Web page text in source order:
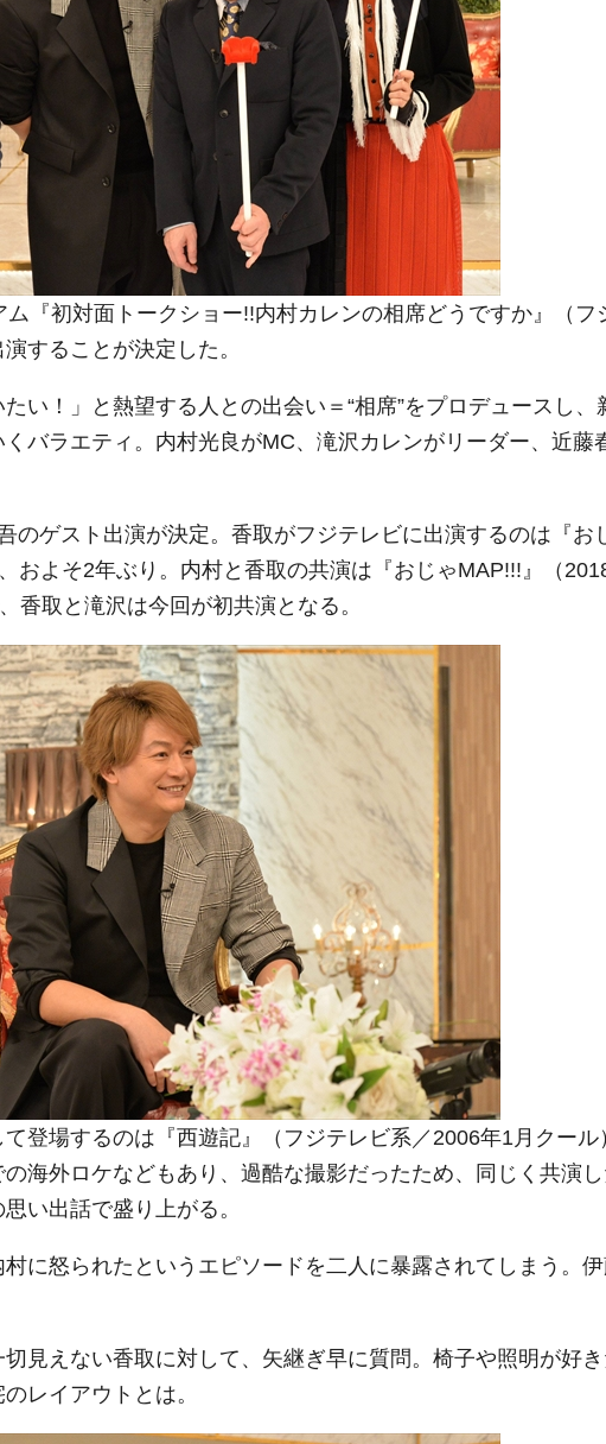
『初対面トークショー!!内村カレンの相席どうですか』（フ
することが決定した。
い！」と熱望する人との出会い＝“相席”をプロデュースし、
バラエティ。内村光良がMC、滝沢カレンがリーダー、近藤
ゲスト出演が決定。香取がフジテレビに出演するのは『お
およそ2年ぶり。内村と香取の共演は『おじゃMAP!!!』（
香取と滝沢は今回が初共演となる。
登場するのは『西遊記』（フジテレビ系／2006年1月クール
海外ロケなどもあり、過酷な撮影だったため、同じく共演
い出話で盛り上がる。
に怒られたというエピソードを二人に暴露されてしまう。
見えない香取に対して、矢継ぎ早に質問。椅子や照明が好
レイアウトとは。